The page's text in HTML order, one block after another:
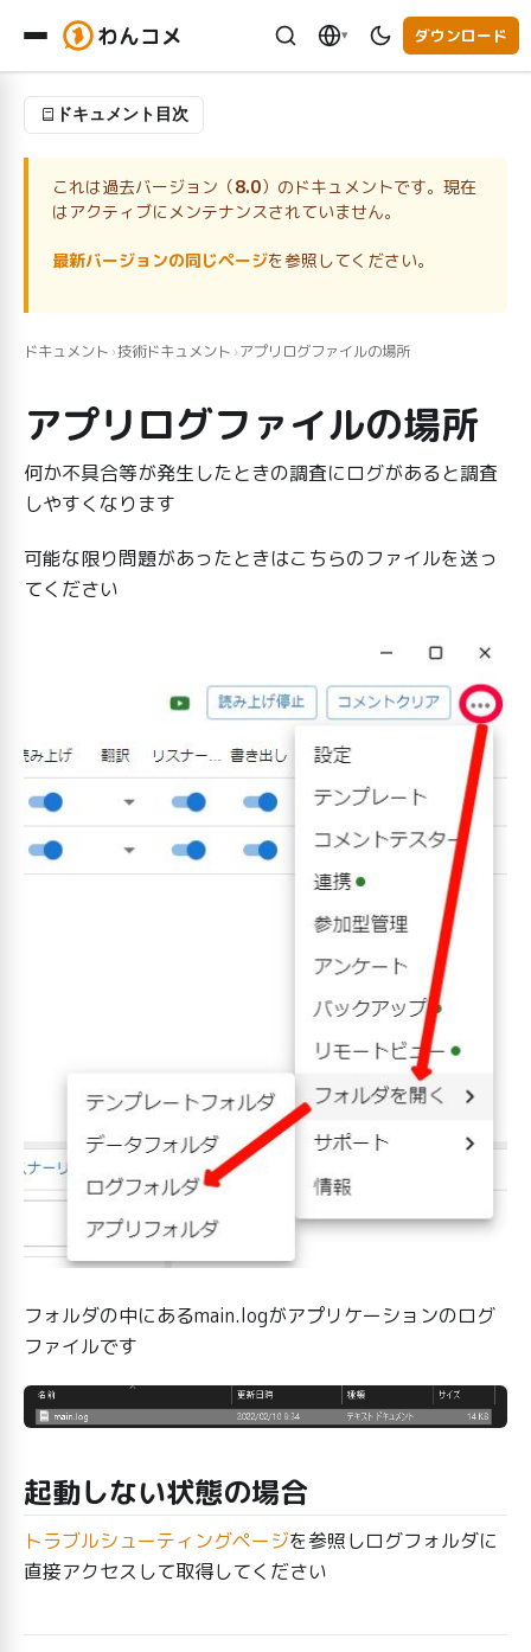
わんコメ ▾ ダウンロード
ドキュメント目次
これは過去バージョン（8.0）のドキュメントです。現在
はアクティブにメンテナンスされていません。
最新バージョンの同じページを参照してください。
ドキュメント ›技術ドキュメント › アプリログファイルの場所
アプリログファイルの場所
何か不具合等が発生したときの調査にログがあると調査
しやすくなります
可能な限り問題があったときはこちらのファイルを送っ
てください
フォルダの中にあるmain.logがアプリケーションのログ
ファイルです
起動しない状態の場合
トラブルシューティングページを参照しログフォルダに
直接アクセスして取得してください